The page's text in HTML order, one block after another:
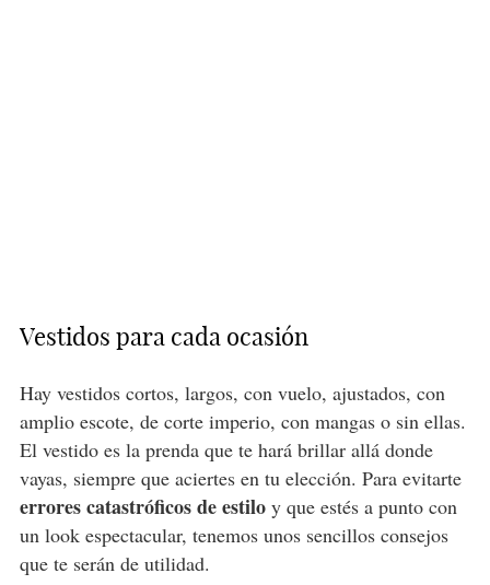
Vestidos para cada ocasión
Hay vestidos cortos, largos, con vuelo, ajustados, con
amplio escote, de corte imperio, con mangas o sin ellas.
El vestido es la prenda que te hará brillar allá donde
vayas, siempre que aciertes en tu elección. Para evitarte
errores catastróficos de estiloy que estés a punto con
un look espectacular, tenemos unos sencillos consejos
que te serán de utilidad.